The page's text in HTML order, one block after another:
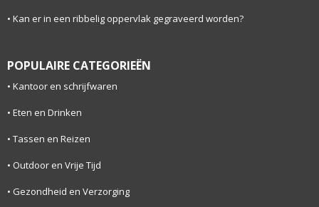
Kan er in een ribbelig oppervlak gegraveerd worden?
POPULAIRE CATEGORIEËN
Kantoor en schrijfwaren
Eten en Drinken
Tassen en Reizen
Outdoor en Vrije Tijd
Gezondheid en Verzorging